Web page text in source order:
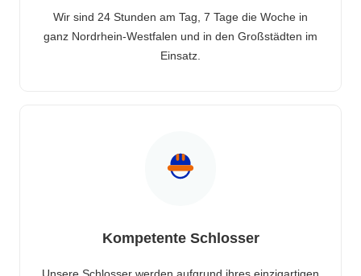
Wir sind 24 Stunden am Tag, 7 Tage die Woche in
ganz Nordrhein-Westfalen und in den Großstädten im
Einsatz.
Kompetente Schlosser